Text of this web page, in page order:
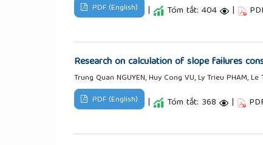
PDF (English) | Tóm tắt: 404 |
Research on calculation of slope failures
Trung Quan NGUYEN, Huy Cong VU, Ly Trieu PHAM,
PDF (English) | Tóm tắt: 368 |